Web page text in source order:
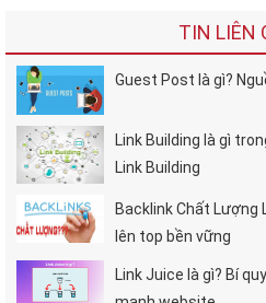
TIN LIÊN
Guest Post là gì?
Link Building là gì
Link Building
Backlink Chất Lượng
lên top bền vững
Link Juice là gì? Bí